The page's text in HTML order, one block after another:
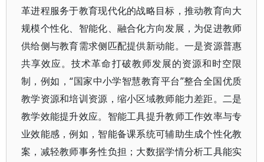
革进程服务于教育现代化的战略目标，推动教育向大
规模个性化、智能化、融合化方向发展，为促进教师
供给侧与教育需求侧匹配提供新动能。一是资源普惠
共享效应。技术革命打破教师发展的资源和时空限
制，例如，“国家中小学智慧教育平台”整合全国优质
教学资源和培训资源，缩小区域教师能力差距。二是
教学效能提升效应。智能工具提升教师工作效率与专
业效能感，例如，智能备课系统可辅助生成个性化教
案，减轻教师事务性负担；大数据学情分析工具能实